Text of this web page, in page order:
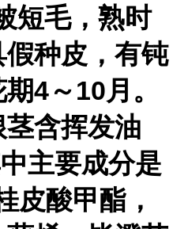
短毛，熟时
种皮，有钝
4～10月。
茎含挥发油
主要成分是
皮酸甲酯，